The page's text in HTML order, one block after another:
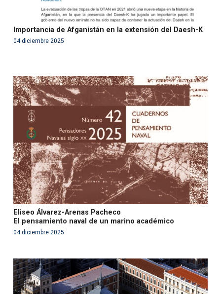
Importancia de Afganistán en la extensión del Daesh-K
04 diciembre 2025
Warning: Use of undefined constant php - assumed
'php' (this will throw an Error in a future version of PHP)
/var/www/acami.es/wp-
content/themes/fundcami/page-publicaciones.php
on line
Eliseo Álvarez-Arenas Pacheco
El pensamiento naval de un marino académico
04 diciembre 2025
Warning: Use of undefined constant php - assumed
'php' (this will throw an Error in a future version of PHP)